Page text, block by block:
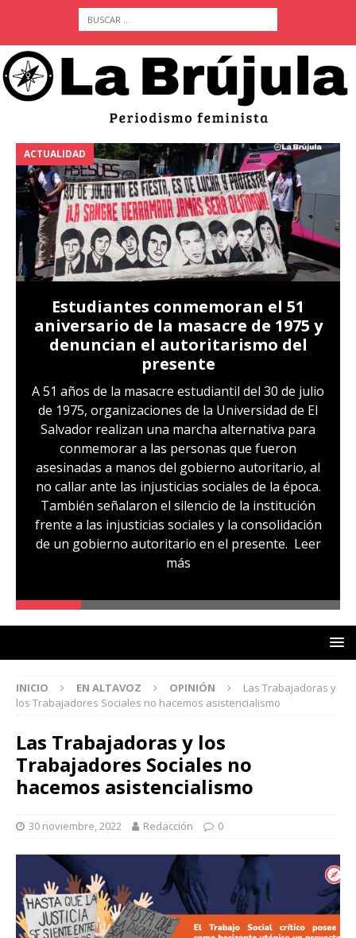
ACTUALIDAD
Estudiantes conmemoran el 51
aniversario de la masacre de 1975 y
denuncian el autoritarismo del
presente
A 51 años de la masacre estudiantil del 30 de julio
de 1975, organizaciones de la Universidad de El
Salvador realizan una marcha alternativa para
conmemorar a las personas que fueron
asesinadas a manos del gobierno autoritario, al
no callar ante las injusticias sociales de la época.
También señalaron el silencio de la institución
frente a las injusticias sociales y la consolidación
de un gobierno autoritario en el presente. Leer
más
INICIO EN ALTAVOZ OPINIÓN
Las Trabajadoras y
los Trabajadores Sociales no hacemos asistencialismo
Las Trabajadoras y los
Trabajadores Sociales no
hacemos asistencialismo
30 noviembre, 2022 Redacción 0